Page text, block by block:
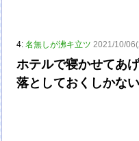
4:名無しが沸キ立ツ 2021/10/
ホテルで寝かせてあ
落としておくしかな